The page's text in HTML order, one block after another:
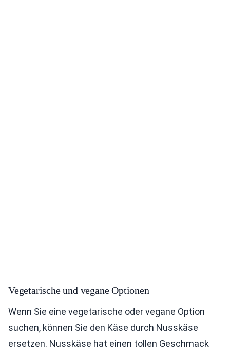
Vegetarische und vegane Optionen
Wenn Sie eine vegetarische oder vegane Option
suchen, können Sie den Käse durch Nusskäse
ersetzen. Nusskäse hat einen tollen Geschmack